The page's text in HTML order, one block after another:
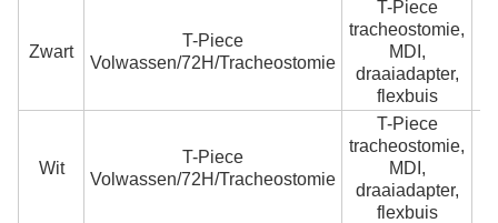
Zwart
T-Piece
Volwassen/72H/Tracheostomie
T-Piece
tracheostomie,
MDI,
draaiadapter,
flexbuis
Wit
T-Piece
Volwassen/72H/Tracheostomie
T-Piece
tracheostomie,
MDI,
draaiadapter,
flexbuis